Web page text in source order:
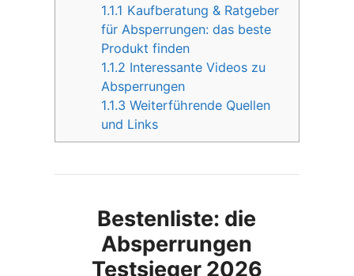
1.1.1 Kaufberatung & Ratgeber
für Absperrungen: das beste
Produkt finden
1.1.2 Interessante Videos zu
Absperrungen
1.1.3 Weiterführende Quellen
und Links
Bestenliste: die
Absperrungen
Testsieger 2026